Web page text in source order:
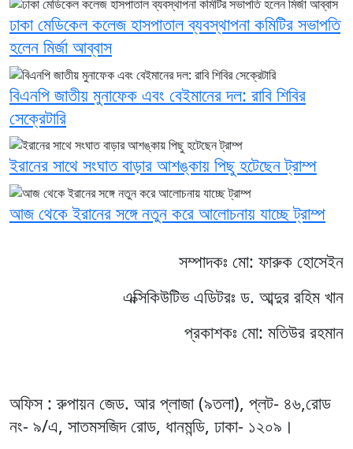
ঢাকা মেডিকেল কলেজ হাসপাতাল ব্যবস্থাপনা কমিটির সভাপতি
হলেন মির্জা আব্বাস
বিএনপি জাতীয় মুনাফেক এবং বেইমানের দল: রাবি শিবির
সেক্রেটারি
ইরানের সাথে সংঘাত বাড়ার আশঙ্কায় পিছু হটেছেন ট্রাম্প
আজ থেকে ইরানের সঙ্গে নতুন করে আলোচনায় যাচ্ছে ট্রাম্প
সম্পাদকঃ মো: ফারুক হোসেইন
এক্সিকিউটিভ এডিটরঃ ড. আব্দুর রহিম খান
প্রকাশকঃ মো: মতিউর রহমান
অফিস : রুপায়ন জেড. আর প্লাজা (৯তলা), প্লট- ৪৬,রোড
নং- ৯/এ, সাতমসজিদ রোড, ধানমন্ডি, ঢাকা- ১২০৯।